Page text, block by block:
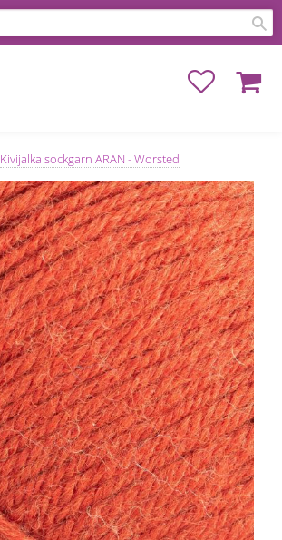
Favoriter
Kivijalka sockgarn ARAN - Worsted